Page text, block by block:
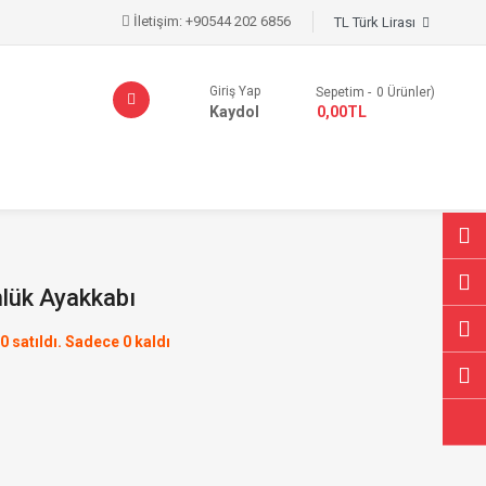
İletişim: +90544 202 6856
Sepetim 0 Ürünler)
- 0,00TL
Giriş Yap
Kaydol
Ayakkabı
0 satıldı. Sadece 0 kaldı